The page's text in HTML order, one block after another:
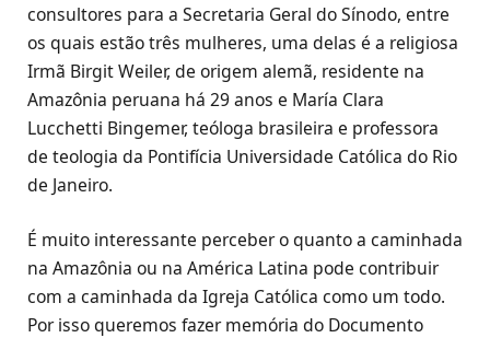
consultores para a Secretaria Geral do Sínodo, entre
os quais estão três mulheres, uma delas é a religiosa
Irmã Birgit Weiler, de origem alemã, residente na
Amazônia peruana há 29 anos e María Clara
Lucchetti Bingemer, teóloga brasileira e professora
de teologia da Pontifícia Universidade Católica do Rio
de Janeiro.
É muito interessante perceber o quanto a caminhada
na Amazônia ou na América Latina pode contribuir
com a caminhada da Igreja Católica como um todo.
Por isso queremos fazer memória do Documento